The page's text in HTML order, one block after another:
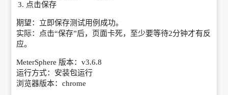
点击保存
期望：立即保存测试用例成功。
实际：点击“保存”后，页面卡死，至少要等待2分钟才有反
应。
MeterSphere 版本：v3.6.8
运行方式：安装包运行
浏览器版本：chrome